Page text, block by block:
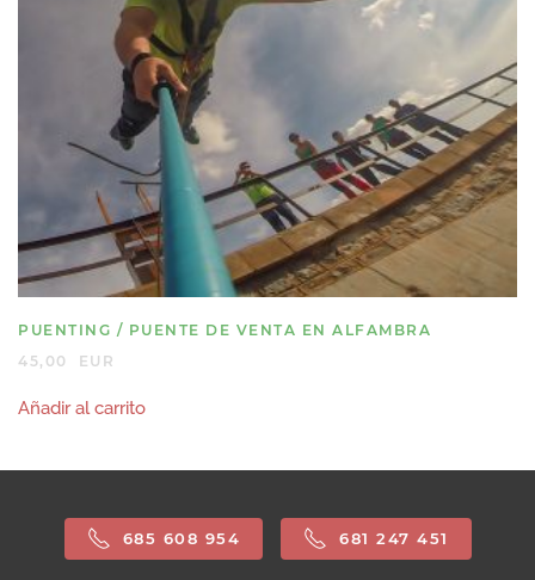
PUENTING / PUENTE DE VENTA EN ALFAMBRA
45,00
EUR
Añadir al carrito
685 608 954 681 247 451